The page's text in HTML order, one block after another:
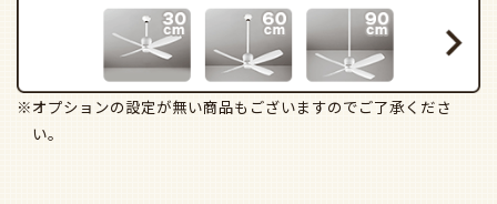
※オプションの設定が無い商品もございますのでご了承くださ
い。